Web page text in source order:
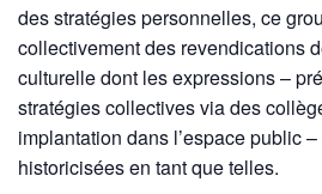
des stratégies personnelles, ce
collectivement des revendications
culturelle dont les expressions –
stratégies collectives via des
implantation dans l’espace public
historicisées en tant que telles.